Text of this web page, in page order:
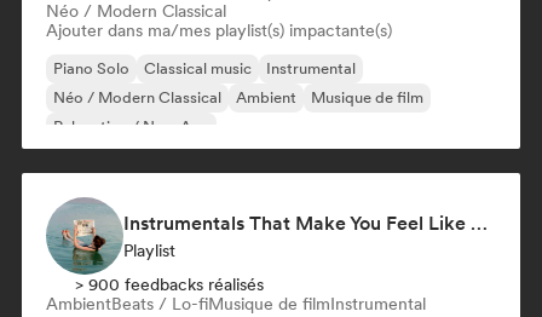
Néo / Modern Classical
Ajouter dans ma/mes playlist(s) impactante(s)
Piano Solo Classical music
Instrumental
Néo / Modern Classical
Ambient
Musique de film
Relaxation / New Age
Instrumentals That Make You Feel Like Floating
Playlist
> 900 feedbacks réalisés
AmbientBeats / Lo-fiMusique de filmInstrumental